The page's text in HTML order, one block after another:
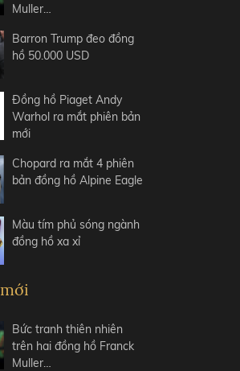
Muller…
Barron Trump đeo đồng
hồ 50.000 USD
Đồng hồ Piaget Andy
Warhol ra mắt phiên bản
mới
Chopard ra mắt 4 phiên
bản đồng hồ Alpine Eagle
Màu tím phủ sóng ngành
đồng hồ xa xỉ
Bức tranh thiên nhiên
trên hai đồng hồ Franck
Muller…